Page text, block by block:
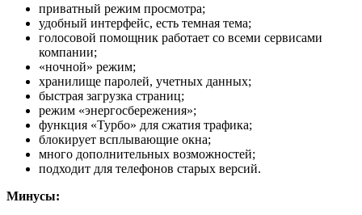
приватный режим просмотра;
удобный интерфейс, есть темная тема;
голосовой помощник работает со всеми сервисами
компании;
«ночной» режим;
хранилище паролей, учетных данных;
быстрая загрузка страниц;
режим «энергосбережения»;
функция «Турбо» для сжатия трафика;
блокирует всплывающие окна;
много дополнительных возможностей;
подходит для телефонов старых версий.
Минусы: